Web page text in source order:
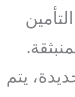
يتم